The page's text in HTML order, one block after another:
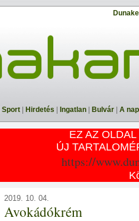
Sport Hirdetés Ingatlan Bulvár A
EZ AZ
ÚJ
https://
2019. 10. 04.
Avokádókrém